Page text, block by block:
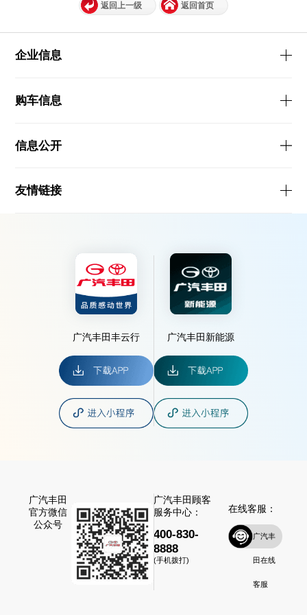
返回上一级 返回首页
企业信息
购车信息
信息公开
友情链接
广汽丰田丰云行 广汽丰田新能源
广汽丰田
官方微信
公众号
广汽丰田顾客
服务中心：
400-830-
8888
(手机拨打)
在线客服：
广汽丰
田在线
客服